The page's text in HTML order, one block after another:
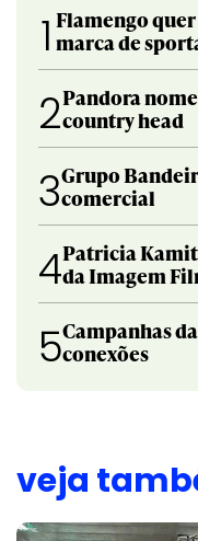
1 Flamengo
marca de
2Pandora
country head
3Grupo
comercial
4Patricia
da Imagem
5Campanhas
conexões
veja